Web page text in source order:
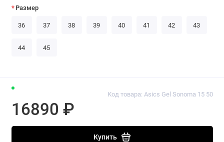
Код товара: Asics Gel Sonoma 15 50
16890 ₽
Купить
Размер
36 37 38 39 40 41 42 43
44 45